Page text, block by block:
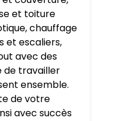
et toiture
chauffage
et escaliers,
avec des
de travailler
ensemble.
de votre
avec succès